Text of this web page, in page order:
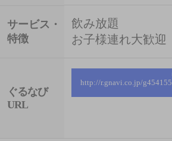
サービス・
特徴
飲み放題
お子様連れ大歓迎
ぐるなび
URL
http://r.gnavi.co.jp/g454155